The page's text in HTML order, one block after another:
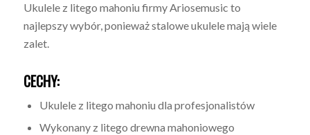
Ukulele z litego mahoniu firmy Ariosemusic to
najlepszy wybór, ponieważ stalowe ukulele mają wiele
zalet.
CECHY:
Ukulele z litego mahoniu dla profesjonalistów
Wykonany z litego drewna mahoniowego